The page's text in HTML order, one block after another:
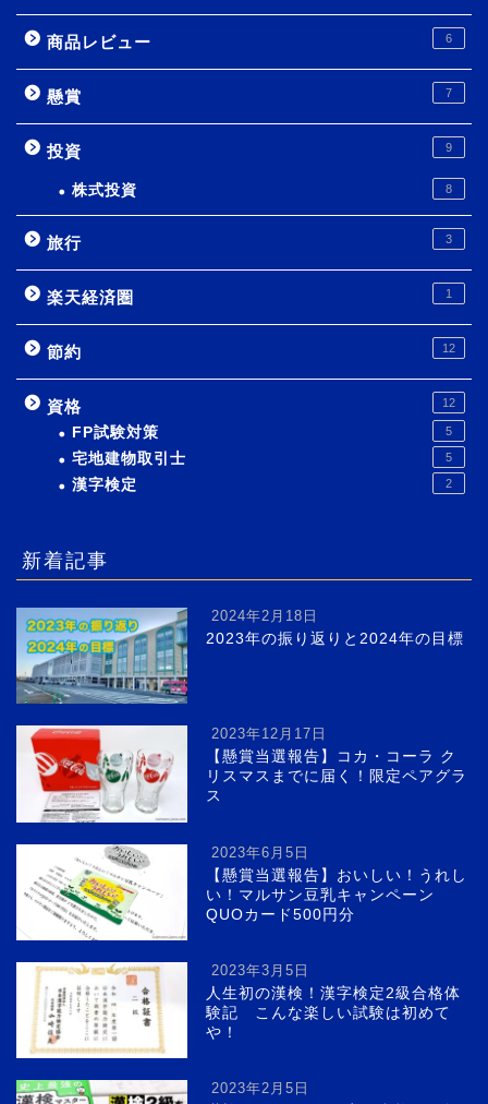
商品レビュー 6
懸賞 7
投資 9
株式投資 8
旅行 3
楽天経済圏 1
節約 12
資格 12
FP試験対策 5
宅地建物取引士 5
漢字検定 2
新着記事
2024年2月18日
2023年の振り返りと2024年の目標
2023年12月17日
【懸賞当選報告】コカ・コーラ ク
リスマスまでに届く！限定ペアグラ
ス
2023年6月5日
【懸賞当選報告】おいしい！うれし
い！マルサン豆乳キャンペーン
QUOカード500円分
2023年3月5日
人生初の漢検！漢字検定2級合格体
験記 こんな楽しい試験は初めて
や！
2023年2月5日